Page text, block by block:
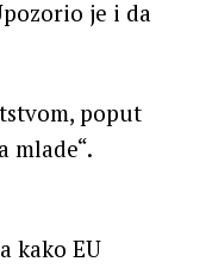
je i da
poput
mlade“.
kako EU